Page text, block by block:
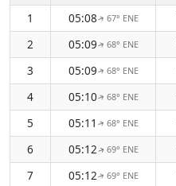
1
05:08↑ 67° ENE
2
05:09↑ 68° ENE
3
05:09↑ 68° ENE
4
05:10↑ 68° ENE
5
05:11 ↑ 68° ENE
6
05:12↑ 69° ENE
7
05:12↑ 69° ENE